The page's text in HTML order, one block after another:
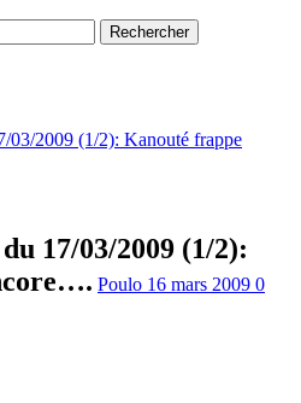
03/2009 (1/2): Kanouté frappe
17/03/2009 (1/2):
Poulo 16 mars 2009 0